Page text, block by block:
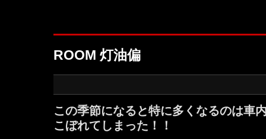
ROOM 灯油偏
この季節になると特に多くなるのは車
こぼれてしまった！！